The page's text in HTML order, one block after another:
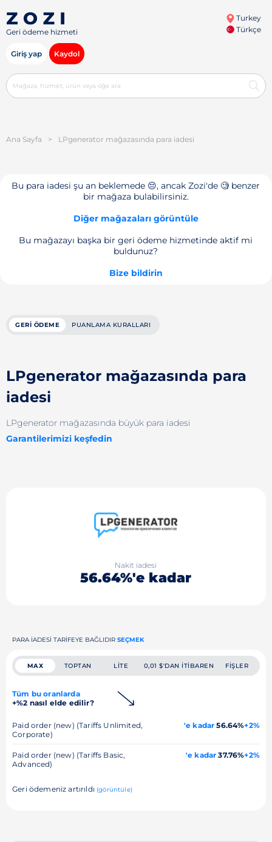
Geri ödeme hizmeti
Turkey
Türkçe
Giriş yap Kaydol
Ana Sayfa > LPgenerator mağazasında para iadesi
Bu para iadesi şu an beklemede 😔, ancak Zozi'de 🧐 benzer
bir mağaza bulabilirsiniz.
Diğer mağazaları görüntüle
Bu mağazayı başka bir geri ödeme hizmetinde aktif mi
buldunuz?
Bize bildirin
GERI ÖDEME PUANLAMA KURALLARI
LPgenerator mağazasında para
iadesi
LPgenerator mağazasında büyük para iadesi
Garantilerimizi keşfedin
Nakit iadesi
56.64%'e kadar
PARA IADESI TARIFEYE BAĞLIDIR SEÇMEK
MAX TOPTAN LITE 0,01 $'DAN ITIBAREN FIŞLER
Tüm bu oranlarda
+%2 nasıl elde edilir?
Paid order (new) (Tariffs Unlimited,
Corporate)
'e kadar 56.64%+2%
Paid order (new) (Tariffs Basic,
Advanced)
'e kadar 37.76%+2%
Geri ödemeniz artırıldı (görüntüle)